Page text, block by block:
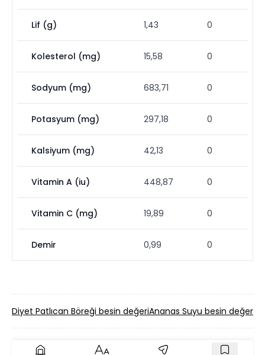
Lif (g) 1,43 0
Kolesterol (mg) 15,58 0
Sodyum (mg) 683,71 0
Potasyum (mg) 297,18 0
Kalsiyum (mg) 42,13 0
Vitamin A (iu) 448,87 0
Vitamin C (mg) 19,89 0
Demir 0,99 0
Diyet Patlıcan Böreği besin değeriAnanas Suyu besin değeri